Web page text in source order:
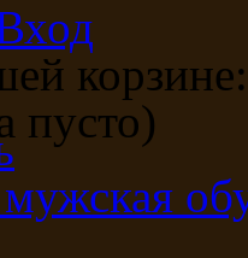
корзине:
пусто)